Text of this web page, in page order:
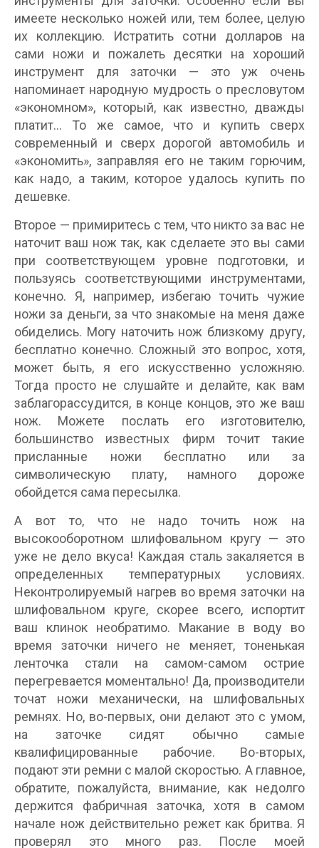
имеете несколько ножей или, тем более, целую
их коллекцию. Истратить сотни долларов на
сами ножи и пожалеть десятки на хороший
инструмент для заточки — это уж очень
напоминает народную мудрость о пресловутом
«экономном», который, как известно, дважды
платит… То же самое, что и купить сверх
современный и сверх дорогой автомобиль и
«экономить», заправляя его не таким горючим,
как надо, а таким, которое удалось купить по
дешевке.
Второе — примиритесь с тем, что никто за вас не
наточит ваш нож так, как сделаете это вы сами
при соответствующем уровне подготовки, и
пользуясь соответствующими инструментами,
конечно. Я, например, избегаю точить чужие
ножи за деньги, за что знакомые на меня даже
обиделись. Могу наточить нож близкому другу,
бесплатно конечно. Сложный это вопрос, хотя,
может быть, я его искусственно усложняю.
Тогда просто не слушайте и делайте, как вам
заблагорассудится, в конце концов, это же ваш
нож. Можете послать его изготовителю,
большинство известных фирм точит такие
присланные ножи бесплатно или за
символическую плату, намного дороже
обойдется сама пересылка.
А вот то, что не надо точить нож на
высокооборотном шлифовальном кругу — это
уже не дело вкуса! Каждая сталь закаляется в
определенных температурных условиях.
Неконтролируемый нагрев во время заточки на
шлифовальном круге, скорее всего, испортит
ваш клинок необратимо. Макание в воду во
время заточки ничего не меняет, тоненькая
ленточка стали на самом-самом острие
перегревается моментально! Да, производители
точат ножи механически, на шлифовальных
ремнях. Но, во-первых, они делают это с умом,
на заточке сидят обычно самые
квалифицированные рабочие. Во-вторых,
подают эти ремни с малой скоростью. А главное,
обратите, пожалуйста, внимание, как недолго
держится фабричная заточка, хотя в самом
начале нож действительно режет как бритва. Я
проверял это много раз. После моей